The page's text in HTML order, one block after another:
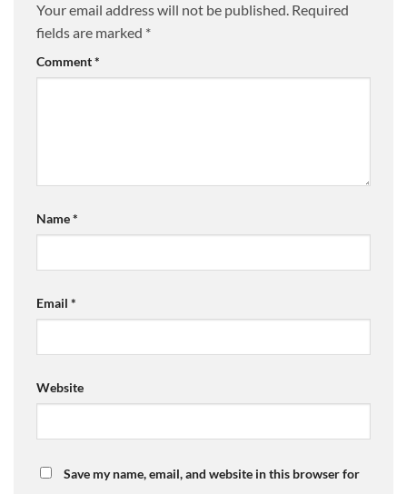
Your email address will not be published. Required
fields are marked *
Comment*
Name*
Email *
Website
Save my name, email, and website in this browser for